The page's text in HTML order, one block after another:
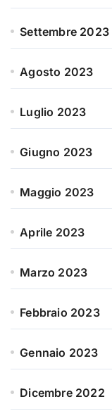
Settembre 2023
Agosto 2023
Luglio 2023
Giugno 2023
Maggio 2023
Aprile 2023
Marzo 2023
Febbraio 2023
Gennaio 2023
Dicembre 2022